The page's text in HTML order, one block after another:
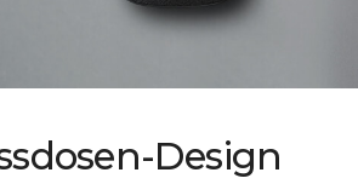
Design